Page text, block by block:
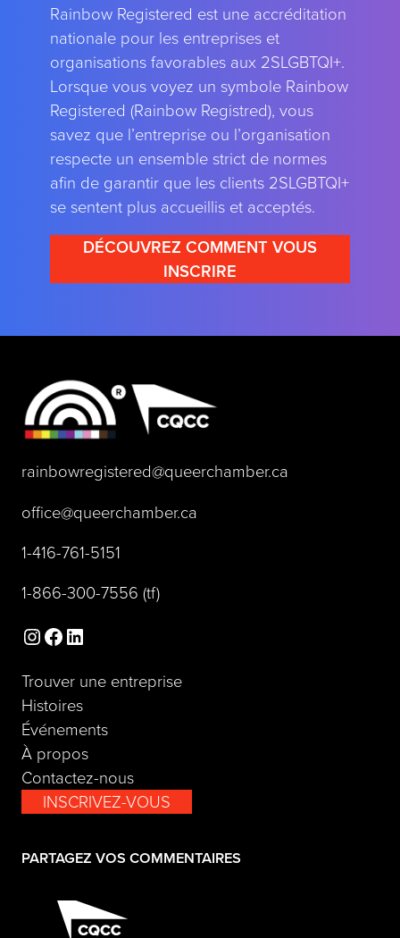
Rainbow Registered est une accréditation
nationale pour les entreprises et
organisations favorables aux 2SLGBTQI+.
Lorsque vous voyez un symbole Rainbow
Registered (Rainbow Registred), vous
savez que l’entreprise ou l’organisation
respecte un ensemble strict de normes
afin de garantir que les clients 2SLGBTQI+
se sentent plus accueillis et acceptés.
DÉCOUVREZ COMMENT VOUS
INSCRIRE
rainbowregistered@queerchamber.ca
office@queerchamber.ca
1-416-761-5151
1-866-300-7556 (opens telephone link)
(tf)
Instagram Facebook LinkedIn
Trouver une entreprise
Histoires
Événements
À propos
Contactez-nous
INSCRIVEZ-VOUS
PARTAGEZ VOS COMMENTAIRES